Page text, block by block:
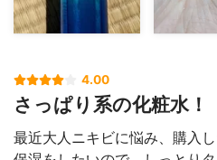
4.00
さっぱり系の化粧水！
最近大人ニキビに悩み、購入し